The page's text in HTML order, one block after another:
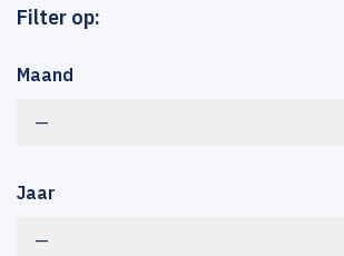
Filter op:
Maand
—
Jaar
—